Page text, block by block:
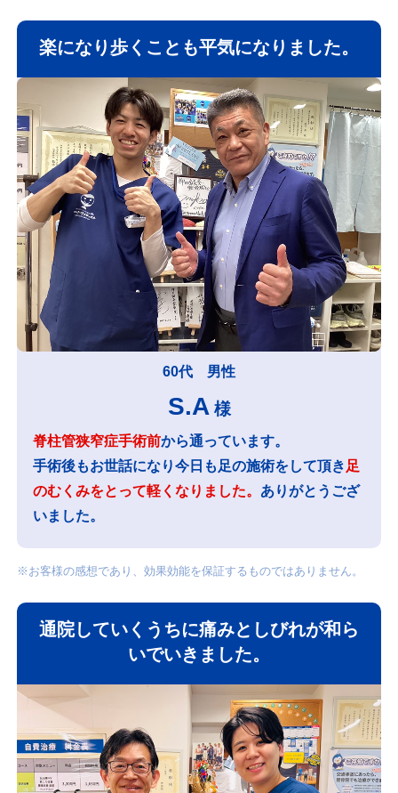
楽になり歩くことも平気になりました。
60代 男性
S.A 様
脊柱管狭窄症手術前から通っています。
手術後もお世話になり今日も足の施術をして頂き 足
のむくみをとって軽くなりました。 ありがとうござ
いました。
※お客様の感想であり、効果効能を保証するものではありません。
通院していくうちに痛みとしびれが和ら
いでいきました。